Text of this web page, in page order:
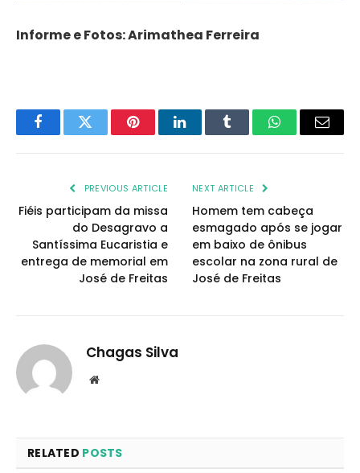
Informe e Fotos: Arimathea Ferreira
FacebookTwitter PinterestLinkedInTumblr WhatsAppEmail
PREVIOUS ARTICLE
Fiéis participam da missa
do Desagravo a
Santíssima Eucaristia e
entrega de memorial em
José de Freitas
NEXT ARTICLE
Homem tem cabeça
esmagado após se jogar
em baixo de ônibus
escolar na zona rural de
José de Freitas
Chagas Silva
Website
RELATED POSTS